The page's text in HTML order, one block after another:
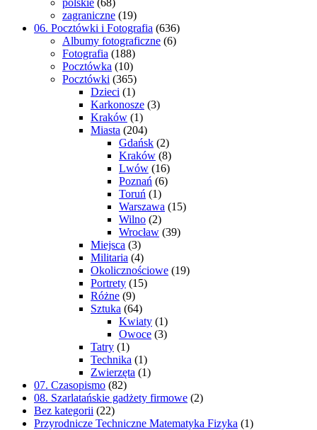
polskie (68)
zagraniczne (19)
06. Pocztówki i Fotografia (636)
Albumy fotograficzne (6)
Fotografia (188)
Pocztówka (10)
Pocztówki (365)
Dzieci (1)
Karkonosze (3)
Kraków (1)
Miasta (204)
Gdańsk (2)
Kraków (8)
Lwów (16)
Poznań (6)
Toruń (1)
Warszawa (15)
Wilno (2)
Wrocław (39)
Miejsca (3)
Militaria (4)
Okolicznościowe (19)
Portrety (15)
Różne (9)
Sztuka (64)
Kwiaty (1)
Owoce (3)
Tatry (1)
Technika (1)
Zwierzęta (1)
07. Czasopismo (82)
08. Szarlatańskie gadżety firmowe (2)
Bez kategorii (22)
Przyrodnicze Techniczne Matematyka Fizyka (1)